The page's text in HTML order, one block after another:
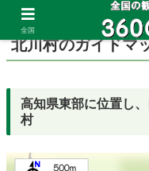
ホーム 高知県 北
北川村のガイドマ
高知県東部に位置し
村
全国